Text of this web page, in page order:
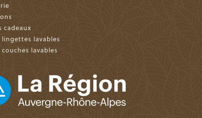
cadeaux
lingettes lavables
couches lavables